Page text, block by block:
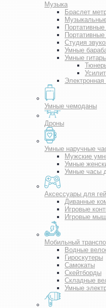
Музыка
Браслет
Студия
Умные
Умные
Электронная
Умные чемоданы
Дроны
Умные наручные
Мужские
Умные
Умные часы
Аксессуары для
Диванные
Игровые
Игровые
Мобильный
Водные
Гироскутеры
Самокаты
Скейтборды
Складные
Умные